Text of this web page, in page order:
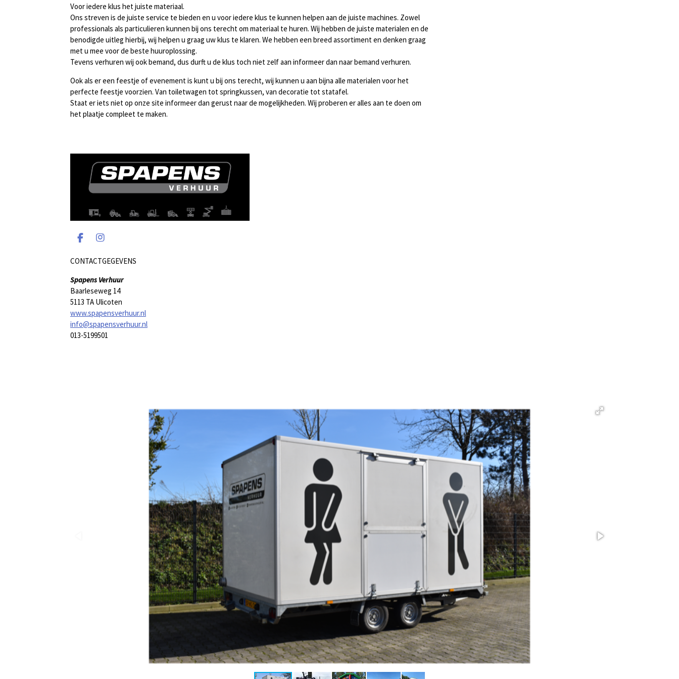
Voor iedere klus het juiste materiaal.
Ons streven is de juiste service te bieden en u voor iedere klus te kunnen helpen aan de juiste machines. Zowel
professionals als particulieren kunnen bij ons terecht om materiaal te huren. Wij hebben de juiste materialen en de
benodigde uitleg hierbij, wij helpen u graag uw klus te klaren. We hebben een breed assortiment en denken graag
met u mee voor de beste huuroplossing.
Tevens verhuren wij ook bemand, dus durft u de klus toch niet zelf aan informeer dan naar bemand verhuren.
Ook als er een feestje of evenement is kunt u bij ons terecht, wij kunnen u aan bijna alle materialen voor het
perfecte feestje voorzien. Van toiletwagen tot springkussen, van decoratie tot statafel.
Staat er iets niet op onze site informeer dan gerust naar de mogelijkheden. Wij proberen er alles aan te doen om
het plaatje compleet te maken.
F
c
b
o
o
k
I
s
a
r
a
m
CONTACTGEGEVENS
Spapens Verhuur
Baarleseweg 14
5113 TA Ulicoten
www.spapensverhuur.nl
info@spapensverhuur.nl
013-5199501